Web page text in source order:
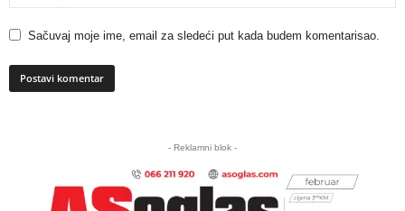
Sačuvaj moje ime, email za sledeći put kada budem komentarisao.
- Reklamni blok -